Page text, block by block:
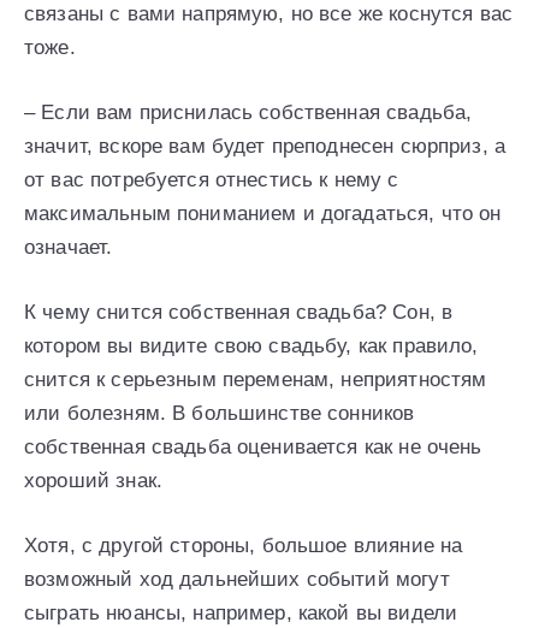
связаны с вами напрямую, но все же коснутся вас
тоже.
– Если вам приснилась собственная свадьба,
значит, вскоре вам будет преподнесен сюрприз, а
от вас потребуется отнестись к нему с
максимальным пониманием и догадаться, что он
означает.
К чему снится собственная свадьба? Сон, в
котором вы видите свою свадьбу, как правило,
снится к серьезным переменам, неприятностям
или болезням. В большинстве сонников
собственная свадьба оценивается как не очень
хороший знак.
Хотя, с другой стороны, большое влияние на
возможный ход дальнейших событий могут
сыграть нюансы, например, какой вы видели